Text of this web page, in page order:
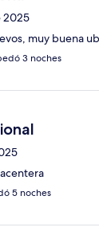
2025
muy buena
3 noches
5 noches